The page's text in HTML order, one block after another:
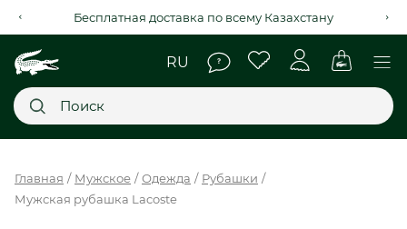
Бесплатная доставка по всему Казахстану
НОВИНКИ
Главная Мужское Одежда
Рубашки
Мужская рубашка Lacoste